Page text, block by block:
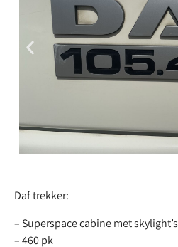
Daf trekker:
– Superspace cabine met skylight’s
– 460 pk